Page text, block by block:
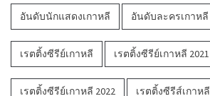
อันดับนักแสดงเกาหลี อันดับละครเกาหลี
เรตติ้งซีรีย์เกาหลี เรตติ้งซีรีย์เกาหลี 2021
เรตติ้งซีรีย์เกาหลี 2022 เรตติ้งซีรีส์เกาหลี